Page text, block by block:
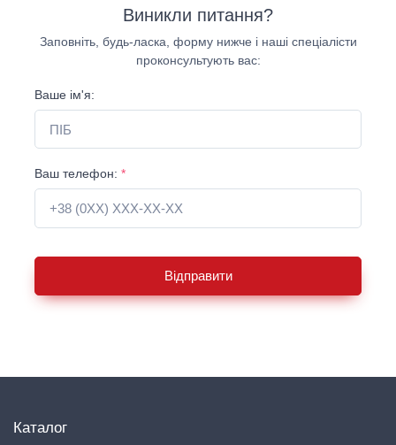
Виникли питання?
Заповніть, будь-ласка, форму нижче і наші спеціалісти
проконсультують вас:
Ваше ім'я:
Ваш телефон: *
Відправити
Каталог